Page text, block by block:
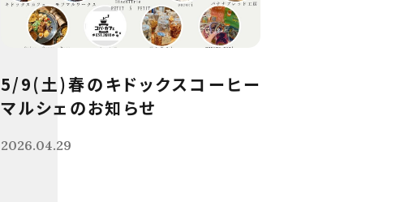
5/9(土)春のキドックスコーヒー
マルシェのお知らせ
2026.04.29